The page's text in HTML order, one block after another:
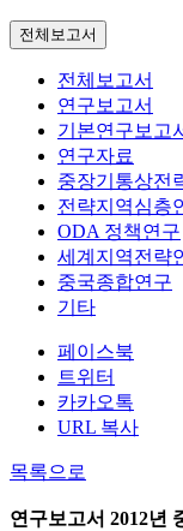
전체보고서
전체보고서
연구보고서
기본연구보고
연구자료
중장기통상전
전략지역심층
ODA 정책연구
세계지역전략
중국종합연구
기타
페이스북
트위터
카카오톡
URL 복사
목록으로
연구보고서 2012년